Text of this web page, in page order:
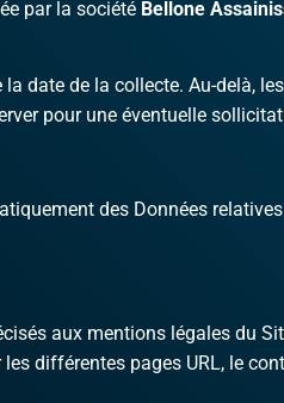
par la société Bellone
date de la collecte. Au-delà,
pour une éventuelle
des Données
aux mentions légales du
différentes pages URL, le